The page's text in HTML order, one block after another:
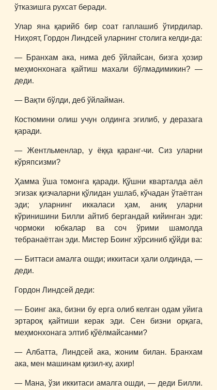
ўтказишга рухсат беради.
Улар яна қарийб бир соат гаплашиб ўтирдилар.
Ниҳоят, Гордон Линдсей уларнинг столига келди-да:
― Бранхам ака, нима деб ўйлайсан, бизга ҳозир
меҳмонхонага қайтиш махали бўлмадимикин? ―
деди.
― Вақти бўлди, деб ўйлайман.
Костюмини олиш учун олдинга эгилиб, у деразага
қаради.
― Жентльменлар, у ёққа қаранг-чи. Сиз уларни
кўряпсизми?
Ҳамма ўша томонга қаради. Қўшни кварталда аёл
эгизак қизчаларни қўлидан ушлаб, кўчадан ўтаётган
эди; уларнинг иккаласи ҳам, аниқ уларни
кўринишини Билли айтиб бергандай кийинган эди:
чормоки юбкалар ва соч ўрими шамолда
тебранаётган эди. Мистер Боинг хўрсиниб қўйди ва:
― Биттаси амалга ошди; иккитаси ҳали олдинда, ―
деди.
Гордон Линдсей деди:
― Боинг ака, бизни бу ерга олиб келган одам уйига
эртароқ қайтиши керак эди. Сен бизни орқага,
меҳмонхонага элтиб қўёлмайсанми?
― Албатта, Линдсей ака, жоним билан. Бранхам
ака, мен машинам қизил-ку, ахир!
― Мана, ўзи иккитаси амалга ошди, ― деди Билли.